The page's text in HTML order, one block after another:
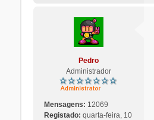
Pedro
Administrador
Mensagens: 12069
Registado: quarta-feira, 10